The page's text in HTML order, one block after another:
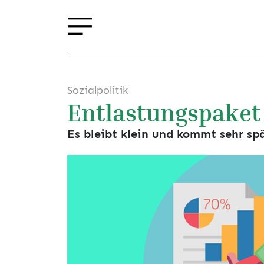
Sozialpolitik
Entlastungspaket
Es bleibt klein und kommt sehr